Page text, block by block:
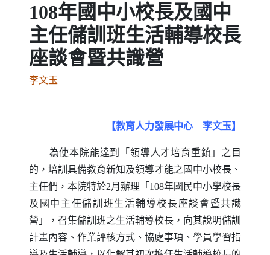
108年國中小校長及國中
主任儲訓班生活輔導校長
座談會暨共識營
李文玉
【教育人力發展中心 李文玉】
為使本院能達到「領導人才培育重鎮」之目
的，培訓具備教育新知及領導才能之國中小校長、
主任們，本院特於2月辦理「108年國民中小學校長
及國中主任儲訓班生活輔導校長座談會暨共識
營」，召集儲訓班之生活輔導校長，向其說明儲訓
計畫內容、作業評核方式、協處事項、學員學習指